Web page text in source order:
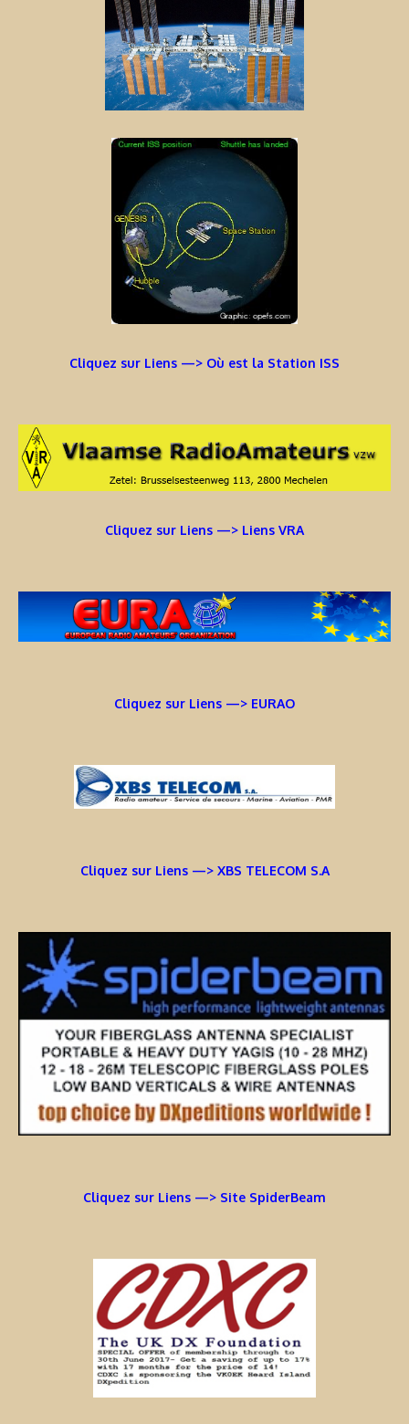
Cliquez sur Liens —> Où est la Station ISS
Cliquez sur Liens —> Liens VRA
Cliquez sur Liens —> EURAO
Cliquez sur Liens —> XBS TELECOM S.A
Cliquez sur Liens —> Site SpiderBeam